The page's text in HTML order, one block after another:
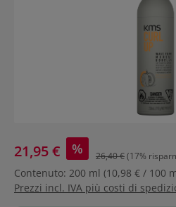
21,95 € % 26,40 €(17%
Contenuto: 200 ml (10,98 € / 100
Prezzi incl. IVA più costi di